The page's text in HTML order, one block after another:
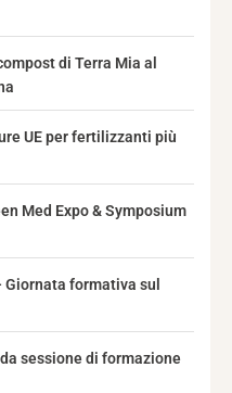
di Terra Mia al
UE per fertilizzanti più
Med Expo & Symposium
formativa sul
sessione di formazione